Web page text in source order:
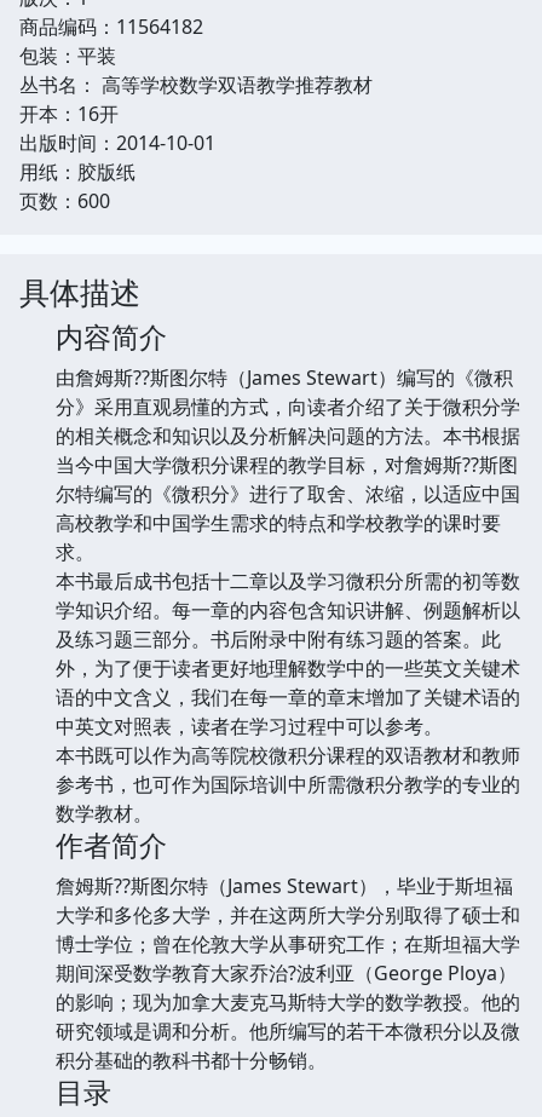
商品编码：11564182
包装：平装
丛书名： 高等学校数学双语教学推荐教材
开本：16开
出版时间：2014-10-01
用纸：胶版纸
页数：600
具体描述
内容简介
由詹姆斯??斯图尔特（James Stewart）编写的《微积
分》采用直观易懂的方式，向读者介绍了关于微积分学
的相关概念和知识以及分析解决问题的方法。本书根据
当今中国大学微积分课程的教学目标，对詹姆斯??斯图
尔特编写的《微积分》进行了取舍、浓缩，以适应中国
高校教学和中国学生需求的特点和学校教学的课时要
求。
本书最后成书包括十二章以及学习微积分所需的初等数
学知识介绍。每一章的内容包含知识讲解、例题解析以
及练习题三部分。书后附录中附有练习题的答案。此
外，为了便于读者更好地理解数学中的一些英文关键术
语的中文含义，我们在每一章的章末增加了关键术语的
中英文对照表，读者在学习过程中可以参考。
本书既可以作为高等院校微积分课程的双语教材和教师
参考书，也可作为国际培训中所需微积分教学的专业的
数学教材。
作者简介
詹姆斯??斯图尔特（James Stewart），毕业于斯坦福
大学和多伦多大学，并在这两所大学分别取得了硕士和
博士学位；曾在伦敦大学从事研究工作；在斯坦福大学
期间深受数学教育大家乔治?波利亚（George Ploya）
的影响；现为加拿大麦克马斯特大学的数学教授。他的
研究领域是调和分析。他所编写的若干本微积分以及微
积分基础的教科书都十分畅销。
目录